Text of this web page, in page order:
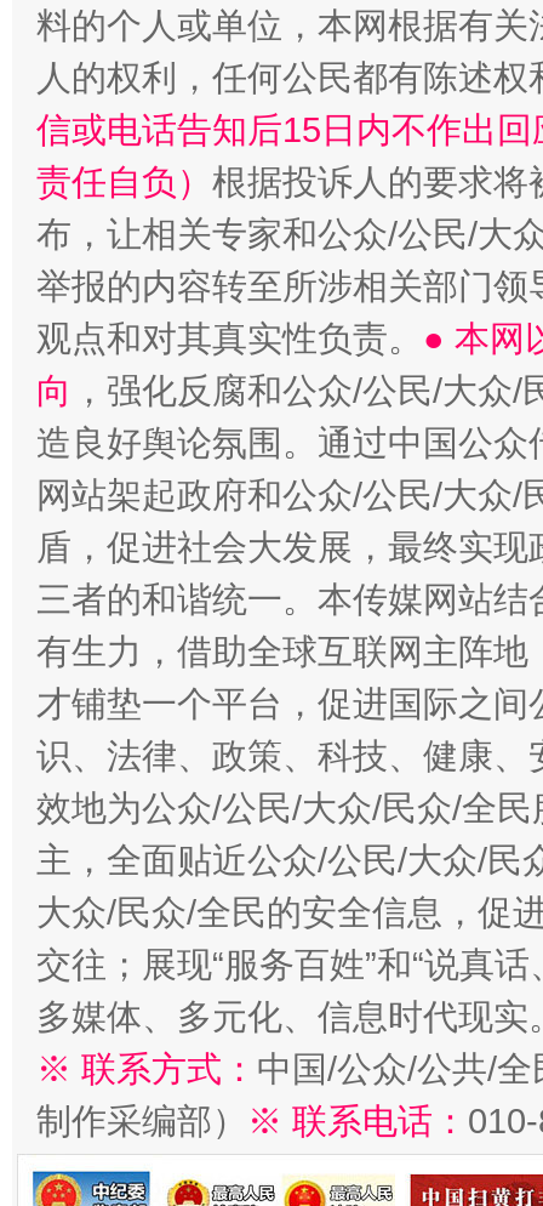
料的个人或单位，本网根据有
人的权利，任何公民都有陈述
信或电话告知后15日内不作出
责任自负） 根据投诉人的要求将
布，让相关专家和公众/公民/大
举报的内容转至所涉相关部门
观点和对其真实性负责。 ● 本网
向 ，强化反腐和公众/公民/大众
造良好舆论氛围。通过中国公
网站架起政府和公众/公民/大众
盾，促进社会大发展，最终实
三者的和谐统一。本传媒网站
有生力，借助全球互联网主阵
才铺垫一个平台，促进国际之
识、法律、政策、科技、健康
效地为公众/公民/大众/民众/全
主，全面贴近公众/公民/大众/民
大众/民众/全民的安全信息，促
交往；展现“服务百姓”和“说真
多媒体、多元化、信息时代现实
※ 联系方式： 中国/公众/公共/
制作采编部）
※ 联系电话：